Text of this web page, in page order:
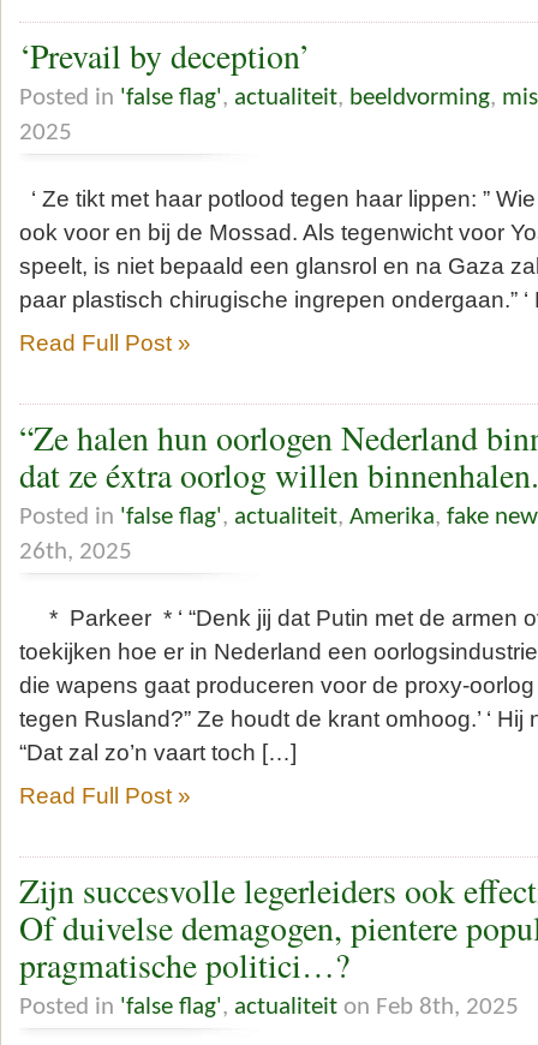
‘Prevail by deception’
Posted in 'false flag', actualiteit, beeldvorming,
2025
‘ Ze tikt met haar potlood tegen haar lippen: ”
ook voor en bij de Mossad. Als tegenwicht voor
speelt, is niet bepaald een glansrol en na Gaza
paar plastisch chirugische ingrepen ondergaan.”
Read Full Post »
“Ze halen hun oorlogen Nederland
dat ze éxtra oorlog willen
Posted in 'false flag', actualiteit, Amerika, fake
26th, 2025
* Parkeer * ‘ “Denk jij dat Putin met de armen
toekijken hoe er in Nederland een
die wapens gaat produceren voor de proxy-
tegen Rusland?” Ze houdt de krant omhoog.’ ‘
“Dat zal zo’n vaart toch […]
Read Full Post »
Zijn succesvolle legerleiders ook
Of duivelse demagogen, pientere
pragmatische politici…?
Posted in 'false flag', actualiteit on Feb 8th, 2025